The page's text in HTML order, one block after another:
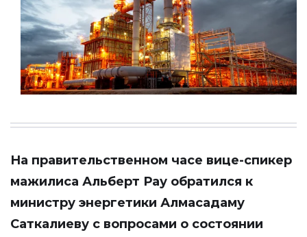
На правительственном часе вице-спикер
мажилиса Альберт Рау обратился к
министру энергетики Алмасадаму
Саткалиеву с вопросами о состоянии